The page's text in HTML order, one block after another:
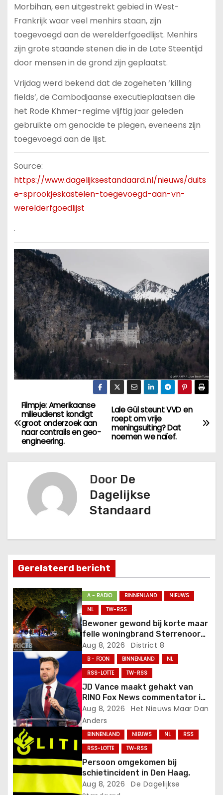
Morbihan, een uitgestrekt gebied in West-
Frankrijk waar veel menhirs staan, zijn
toegevoegd aan de werelderfgoedlijst. Menhirs
zijn grote staande stenen die in de Late Steentijd
door mensen in de grond zijn geplaatst.
Vrijdag werd bekend dat de zogeheten ‘killing
fields’, de Cambodjaanse executieplaatsen die
het Rode Khmer-regime vijftig jaar geleden
gebruikte om genocide te plegen, eveneens zijn
toegevoegd aan de lijst.
Source:
https://www.dagelijksestandaard.nl/nieuws/duits
e-sprookjeskastelen-toegevoegd-aan-vn-
werelderfgoedlijst
.
B
e
t
n
a
v
i
g
i
e
Lale Gül steunt VVD en
roept om vrije
meningsuiting? Dat
noemen we naïef.
Filmpje: Amerikaanse
milieudienst kondigt
groot onderzoek aan
naar contrails en geo-
engineering.
Door De
Dagelijkse
Standaard
Gerelateerd bericht
A - RADIO BINNENLAND
NIEUWS
NL
TW-RSS
Bewoner gewond bij korte maar
felle woningbrand Sterrenoord
Den Haag
Aug 8, 2026 District 8
B - FOON BINNENLAND
NL
RSS-LOTTE
TW-RSS
JD Vance maakt gehakt van
RINO Fox News commentator in
online confrontatie.
Aug 8, 2026
Het Nieuws Maar Dan
Anders
BINNENLAND NIEUWS NL
RSS
RSS-LOTTE
TW-RSS
Persoon omgekomen bij
schietincident in Den Haag.
Aug 8, 2026
De Dagelijkse